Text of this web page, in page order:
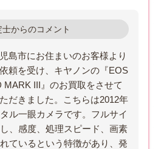
士からのコメント
島市にお住まいのお客様より
頼を受け、キヤノンの『EOS
MARK III』のお買取をさせて
だきました。こちらは2012年
ル一眼カメラです。フルサイ
、感度、処理スピード、画素
ているという特徴があり、発